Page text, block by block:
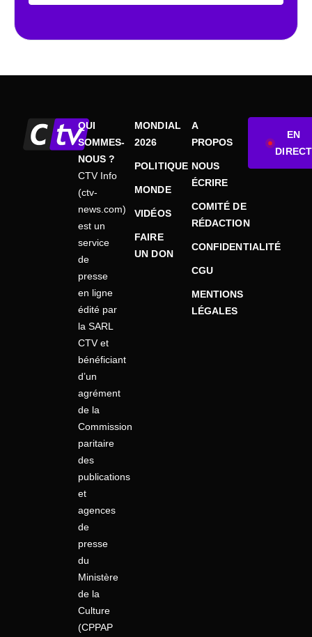
QUI
SOMMES-
NOUS ?
CTV Info
(ctv-
news.com)
est un
service
de
presse
en ligne
édité par
la SARL
CTV et
bénéficiant
d’un
agrément
de la
Commission
paritaire
des
publications
et
agences
de
presse
du
Ministère
de la
Culture
(CPPAP
MONDIAL
2026
POLITIQUE
MONDE
VIDÉOS
FAIRE
UN DON
A
PROPOS
NOUS
ÉCRIRE
COMITÉ DE
RÉDACTION
CONFIDENTIALITÉ
CGU
MENTIONS
LÉGALES
EN
DIRECT